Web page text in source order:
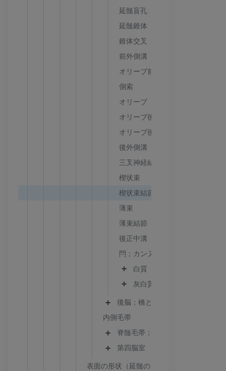
延髄盲孔
延髄錐体
錐体交叉
前外側溝
オリーブ前溝
側索
オリーブ
オリーブ後溝
オリーブ後野
後外側溝
三叉神経結節；灰白結節
楔状束
楔状束結節
薄束
薄束結節
後正中溝
閂；カンヌキ
白質
灰白質
後脳；橋と小脳
内側毛帯
脊髄毛帯；前外側路；前外側系
第四脳室
表面の形状（延髄の）